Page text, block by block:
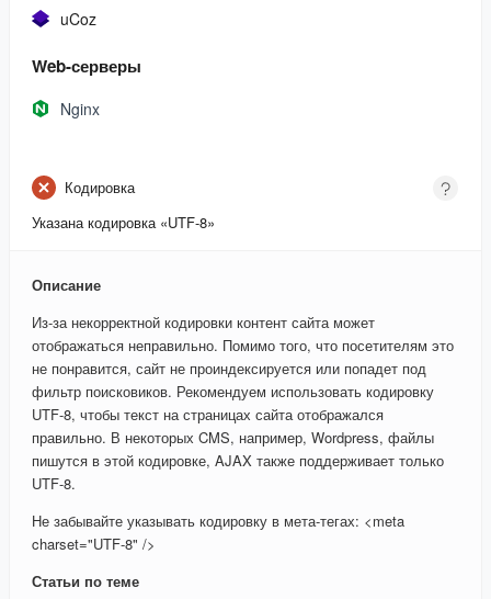
uCoz
Web-серверы
Nginx
Кодировка
Указана кодировка «UTF-8»
Описание
Из-за некорректной кодировки контент сайта может
отображаться неправильно. Помимо того, что посетителям это
не понравится, сайт не проиндексируется или попадет под
фильтр поисковиков. Рекомендуем использовать кодировку
UTF-8, чтобы текст на страницах сайта отображался
правильно. В некоторых CMS, например, Wordpress, файлы
пишутся в этой кодировке, AJAX также поддерживает только
UTF-8.
Не забывайте указывать кодировку в мета-тегах: <meta
charset="UTF-8" />
Статьи по теме